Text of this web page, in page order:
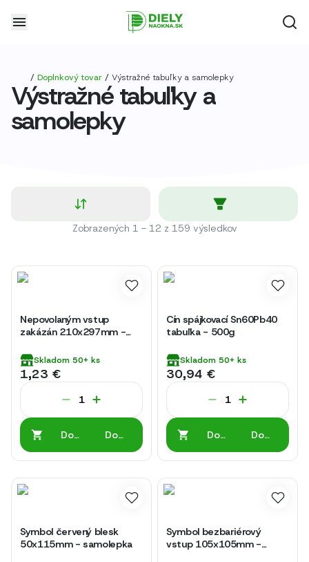
/ Doplnkový tovar / Výstražné tabuľky a samolepky
Výstražné tabuľky a
samolepky
Zobrazených 1 - 12 z 159 výsledkov
Nepovolaným vstup
zakázán 210x297mm -
Skladom 50+ ks
1,23 €
Do
Do
Cín spájkovací Sn60Pb40
tabuľka - 500g
Skladom 50+ ks
30,94 €
Do
Do
Symbol červený blesk
50x115mm - samolepka
Symbol bezbariérový
vstup 105x105mm -